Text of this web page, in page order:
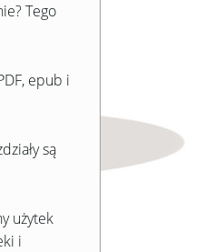
Tego
epub i
są
użytek
i